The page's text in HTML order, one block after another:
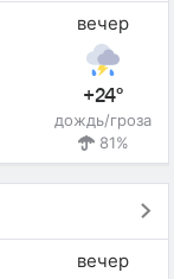
вечер
+24°
дождь/гроза
81%
вечер